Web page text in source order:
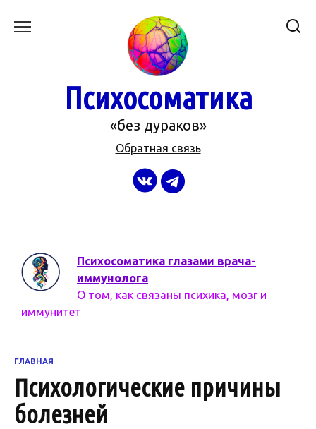
Психосоматика
«без дураков»
Обратная связь
Психосоматика глазами врача-
иммунолога
О том, как связаны психика, мозг и
иммунитет
ГЛАВНАЯ
Психологические причины
болезней